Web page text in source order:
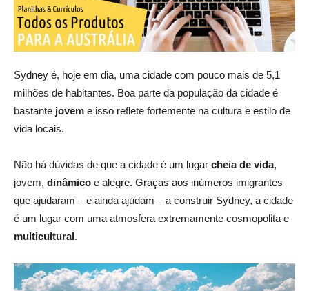
Sydney é, hoje em dia, uma cidade com pouco mais de 5,1
milhões de habitantes. Boa parte da população da cidade é
bastante jovem e isso reflete fortemente na cultura e estilo de
vida locais.
Não há dúvidas de que a cidade é um lugar cheia de vida,
jovem, dinâmico e alegre. Graças aos inúmeros imigrantes
que ajudaram – e ainda ajudam – a construir Sydney, a cidade
é um lugar com uma atmosfera extremamente cosmopolita e
multicultural.